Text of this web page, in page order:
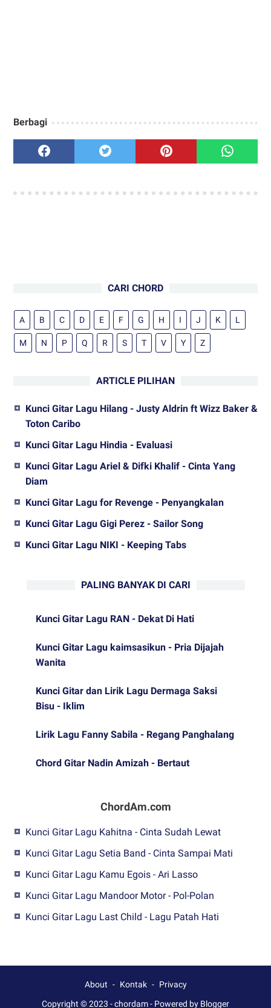
Berbagi
CARI CHORD
A B C D E F G H I J K L
M N P Q R S T V Y Z
ARTICLE PILIHAN
Kunci Gitar Lagu Hilang - Justy Aldrin ft Wizz Baker &
Toton Caribo
Kunci Gitar Lagu Hindia - Evaluasi
Kunci Gitar Lagu Ariel & Difki Khalif - Cinta Yang
Diam
Kunci Gitar Lagu for Revenge - Penyangkalan
Kunci Gitar Lagu Gigi Perez - Sailor Song
Kunci Gitar Lagu NIKI - Keeping Tabs
PALING BANYAK DI CARI
Kunci Gitar Lagu RAN - Dekat Di Hati
Kunci Gitar Lagu kaimsasikun - Pria Dijajah
Wanita
Kunci Gitar dan Lirik Lagu Dermaga Saksi
Bisu - Iklim
Lirik Lagu Fanny Sabila - Regang Panghalang
Chord Gitar Nadin Amizah - Bertaut
ChordAm.com
Kunci Gitar Lagu Kahitna - Cinta Sudah Lewat
Kunci Gitar Lagu Setia Band - Cinta Sampai Mati
Kunci Gitar Lagu Kamu Egois - Ari Lasso
Kunci Gitar Lagu Mandoor Motor - Pol-Polan
Kunci Gitar Lagu Last Child - Lagu Patah Hati
About Kontak
Privacy
Copyright © 2023 -chordam- Powered by Blogger